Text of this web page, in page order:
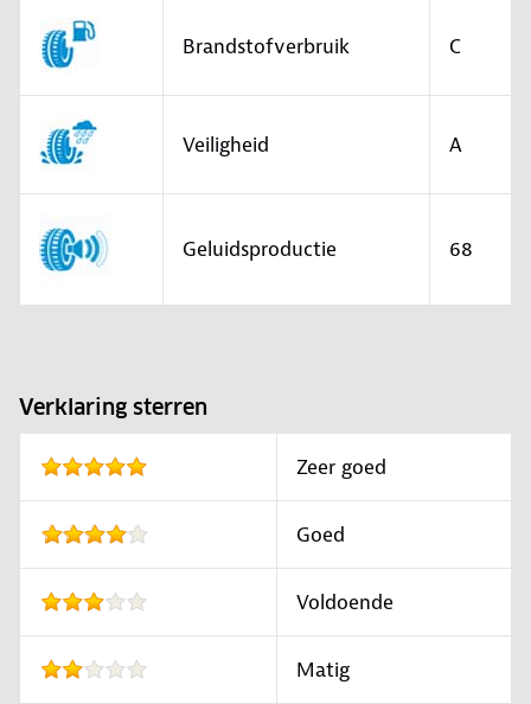
Brandstofverbruik C
Veiligheid A
Geluidsproductie 68
Verklaring sterren
Zeer goed
Goed
Voldoende
Matig